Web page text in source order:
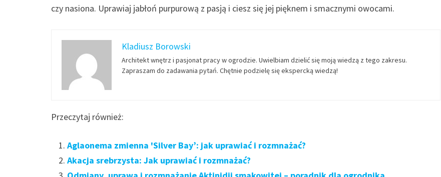
czy nasiona. Uprawiaj jabłoń purpurową z pasją i ciesz się jej pięknem i smacznymi owocami.
Kladiusz Borowski
Architekt wnętrz i pasjonat pracy w ogrodzie. Uwielbiam dzielić się moją wiedzą z tego zakresu.
Zapraszam do zadawania pytań. Chętnie podzielę się ekspercką wiedzą!
Przeczytaj również:
Aglaonema zmienna 'Silver Bay’: jak uprawiać i rozmnażać?
Akacja srebrzysta: Jak uprawiać i rozmnażać?